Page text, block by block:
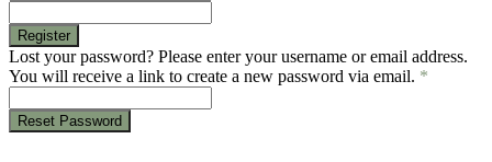
Register
Lost your password? Please enter your username or email address.
You will receive a link to create a new password via email. *
Reset Password